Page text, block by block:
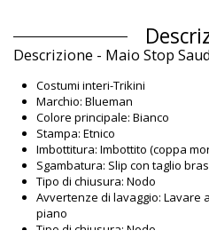
Descrizione - Maio Stop
Costumi interi-Trikini
Marchio: Blueman
Colore principale: Bianco
Stampa: Etnico
Imbottitura: Imbottito (coppa
Sgambatura: Slip con taglio
Tipo di chiusura: Nodo
Avvertenze di lavaggio: Lavare
piano
Tipo di chiusura: Nodo